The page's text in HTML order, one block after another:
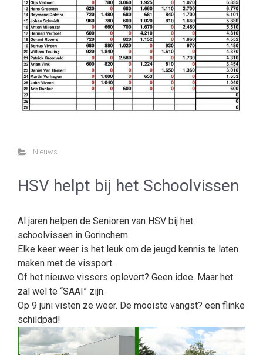
Nieuws
HSV helpt bij het Schoolvissen
Al jaren helpen de Senioren van HSV bij het
schoolvissen in Gorinchem.
Elke keer weer is het leuk om de jeugd kennis te laten
maken met de vissport.
Of het nieuwe vissers oplevert? Geen idee. Maar het
zal wel te “SAAI” zijn.
Op 9 juni visten ze weer. De mooiste vangst? een flinke
schildpad!